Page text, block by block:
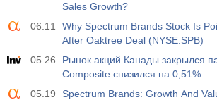
Sales Growth?
06.11
Why Spectrum Brands Stock Is
After Oaktree Deal (NYSE:SPB)
05.26
Рынок акций Канады закрылся падением, S&P/TSX
Composite снизился на 0,51%
05.19
Spectrum Brands: Growth And